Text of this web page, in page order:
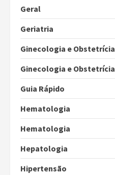
Geral
Geriatria
Ginecologia e Obstetrícia
Ginecologia e Obstetrícia
Guia Rápido
Hematologia
Hematologia
Hepatologia
Hipertensão